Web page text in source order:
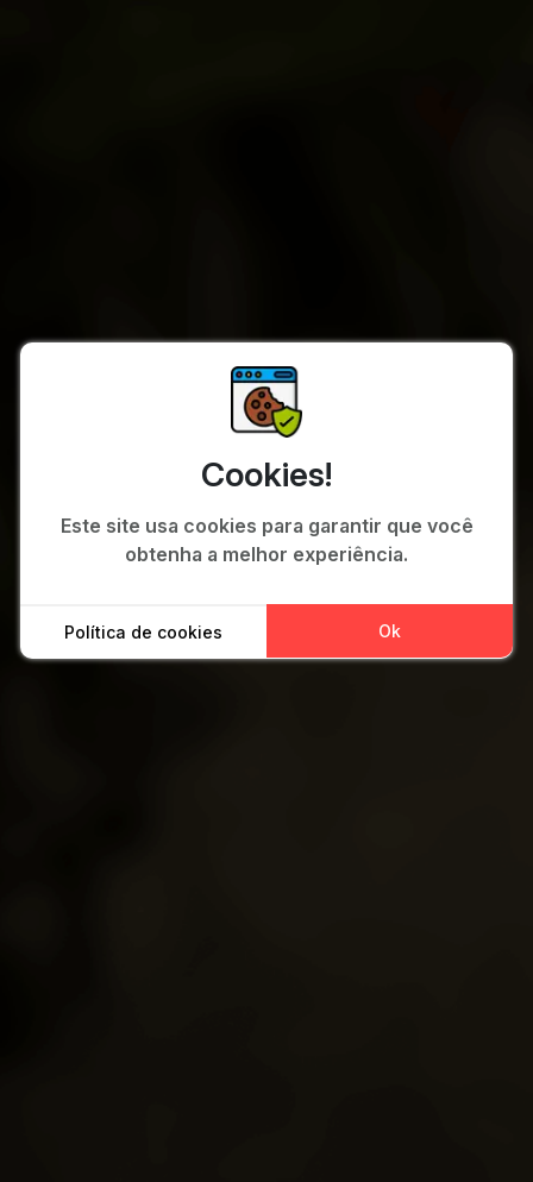
Cookies!
Este site usa cookies para garantir que você
obtenha a melhor experiência.
Política de cookies Ok